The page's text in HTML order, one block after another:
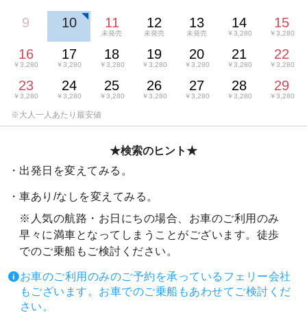
9 10 11
未発売
12
未発売
13
未発売
14
￥3,280
15
￥3,280
16
￥3,280
17
￥3,280
18
￥3,280
19
￥3,280
20
￥3,280
21
￥3,280
22
￥3,280
23
￥3,280
24
￥3,280
25
￥3,280
26
￥3,280
27
￥3,280
28
￥3,280
29
￥3,280
★検索のヒント★
出発日を変えてみる。
車あり/なしを変えてみる。
※人気の航路・お日にちの場合、お車のご利用のみ
早々に満車となってしまうことがございます。徒歩
でのご乗船もご検討ください。
お車のご利用のみのご予約を承っているフェリー会社
もございます。お車でのご乗船もあわせてご検討くだ
さい。